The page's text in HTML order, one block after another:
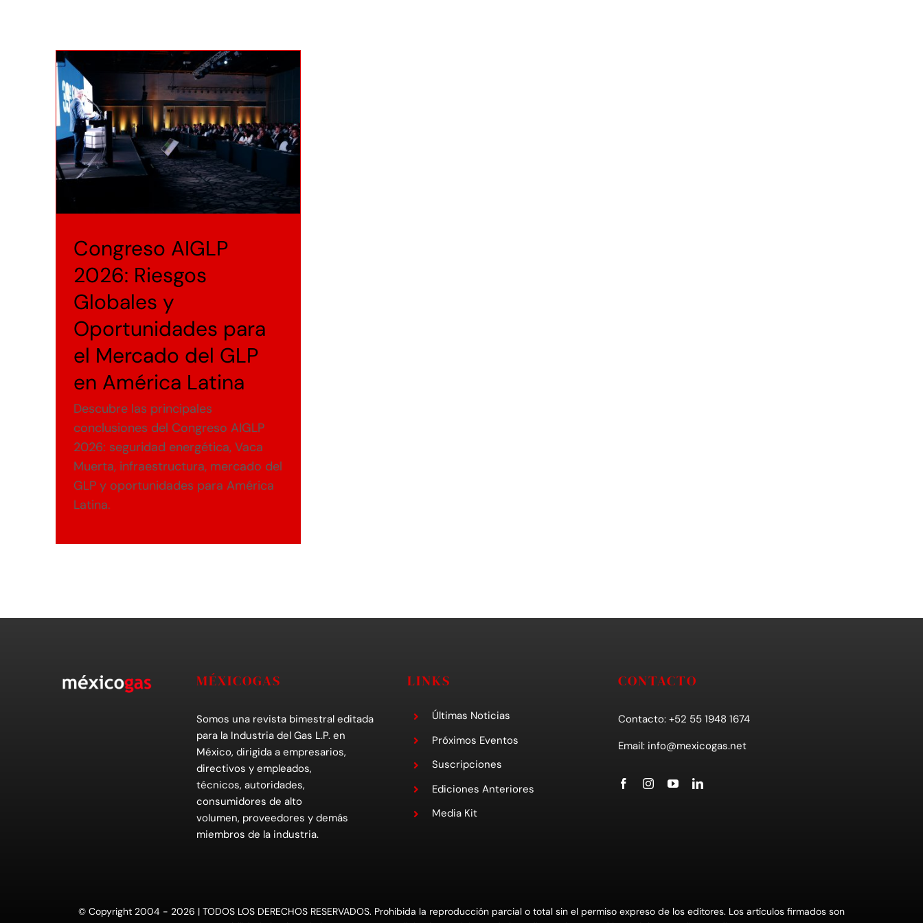
Congreso AIGLP
2026: Riesgos
Globales y
Oportunidades para
el Mercado del GLP
en América Latina
Descubre las principales
conclusiones del Congreso AIGLP
2026: seguridad energética, Vaca
Muerta, infraestructura, mercado del
GLP y oportunidades para América
Latina.
MÉXICOGAS
Somos una revista bimestral editada
para la Industria del Gas L.P. en
México, dirigida a empresarios,
directivos y empleados,
técnicos, autoridades,
consumidores de alto
volumen, proveedores y demás
miembros de la industria.
LINKS
Últimas Noticias
Próximos Eventos
Suscripciones
Ediciones Anteriores
Media Kit
CONTACTO
Contacto: +52 55 1948 1674
Email: info@mexicogas.net
© Copyright 2004 - 2026 | TODOS LOS DERECHOS RESERVADOS. Prohibida la reproducción parcial o total sin el permiso expreso de los editores. Los artículos firmados son